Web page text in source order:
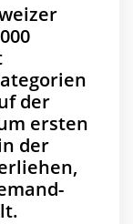
der
ersten
der